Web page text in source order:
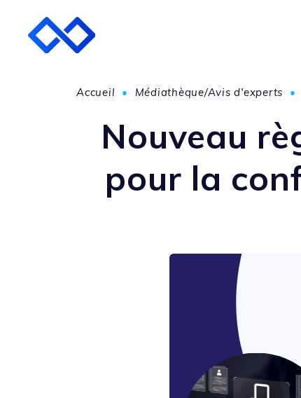
Accueil • Médiathèque/Avis d'experts •
Nouveau
pour la